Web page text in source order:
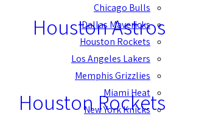
Houston Astros
Houston Rockets
Chicago Bulls
Dallas Mavericks
Houston Rockets
Los Angeles Lakers
Memphis Grizzlies
Miami Heat
New York Knicks